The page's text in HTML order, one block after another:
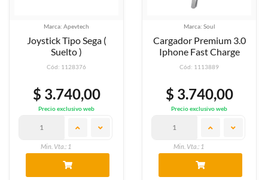
Marca: Apevtech
Joystick Tipo Sega (
Suelto )
Cód: 1128376
$ 3.740,00
Precio exclusivo web
Min. Vta.: 1
Marca: Soul
Cargador Premium 3.0
Iphone Fast Charge
Cód: 1113889
$ 3.740,00
Precio exclusivo web
Min. Vta.: 1